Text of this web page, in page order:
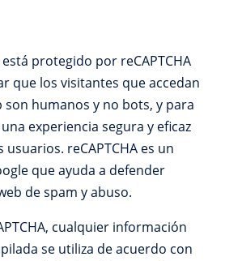
protegido por reCAPTCHA
que los visitantes que accedan
son humanos y no bots, y para
experiencia segura y eficaz
reCAPTCHA es un
que ayuda a defender
de spam y abuso.
cualquier información
se utiliza de acuerdo con